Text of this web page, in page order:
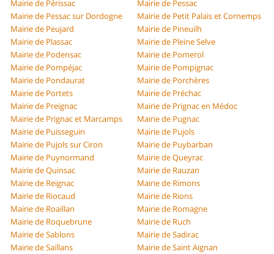
Mairie de Périssac
Mairie de Pessac
Mairie de Pessac sur Dordogne
Mairie de Petit Palais et Cornemps
Mairie de Peujard
Mairie de Pineuilh
Mairie de Plassac
Mairie de Pleine Selve
Mairie de Podensac
Mairie de Pomerol
Mairie de Pompéjac
Mairie de Pompignac
Mairie de Pondaurat
Mairie de Porchères
Mairie de Portets
Mairie de Préchac
Mairie de Preignac
Mairie de Prignac en Médoc
Mairie de Prignac et Marcamps
Mairie de Pugnac
Mairie de Puisseguin
Mairie de Pujols
Mairie de Pujols sur Ciron
Mairie de Puybarban
Mairie de Puynormand
Mairie de Queyrac
Mairie de Quinsac
Mairie de Rauzan
Mairie de Reignac
Mairie de Rimons
Mairie de Riocaud
Mairie de Rions
Mairie de Roaillan
Mairie de Romagne
Mairie de Roquebrune
Mairie de Ruch
Mairie de Sablons
Mairie de Sadirac
Mairie de Saillans
Mairie de Saint Aignan